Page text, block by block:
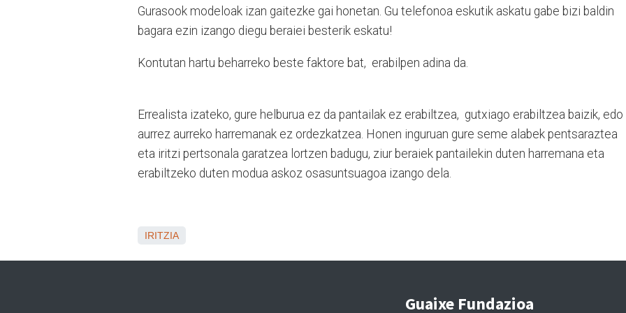
Gurasook modeloak izan gaitezke gai honetan. Gu telefonoa eskutik askatu gabe bizi baldin
bagara ezin izango diegu beraiei besterik eskatu!
Kontutan hartu beharreko beste faktore bat, erabilpen adina da.
Errealista izateko, gure helburua ez da pantailak ez erabiltzea, gutxiago erabiltzea baizik, edo
aurrez aurreko harremanak ez ordezkatzea. Honen inguruan gure seme alabek pentsaraztea
eta iritzi pertsonala garatzea lortzen badugu, ziur beraiek pantailekin duten harremana eta
erabiltzeko duten modua askoz osasuntsuagoa izango dela.
IRITZIA
Guaixe Fundazioa